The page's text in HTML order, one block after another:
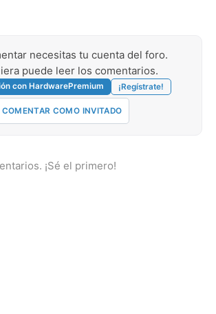
necesitas tu cuenta del foro.
puede leer los comentarios.
con HardwarePremium ¡Regístrate!
COMENTAR COMO INVITADO
¡Sé el primero!